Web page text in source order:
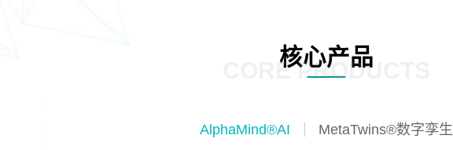
核心产品
CORE PRODUCTS
AlphaMind®AI MetaTwins®数字孪生